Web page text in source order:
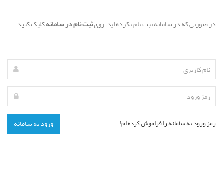
در صورتی که در سامانه ثبت نام نکرده اید، رویثبت نام در سامانهکلیک کنید.
رمز ورود به سامانه را فراموش کرده ام! ورود به سامانه